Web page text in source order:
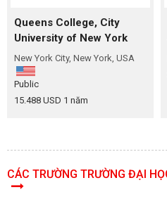
Queens College, City
University of New York
New York City, New York, USA
Public
15.488 USD 1 năm
CÁC TRƯỜNG TRƯỜNG ĐẠI